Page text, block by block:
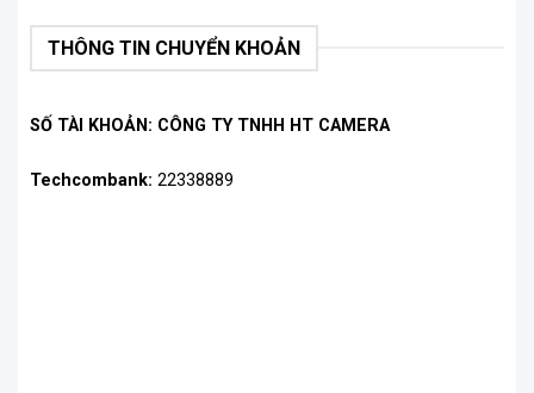
THÔNG TIN CHUYỂN KHOẢN
SỐ TÀI KHOẢN: CÔNG TY TNHH HT CAMERA
Techcombank: 22338889